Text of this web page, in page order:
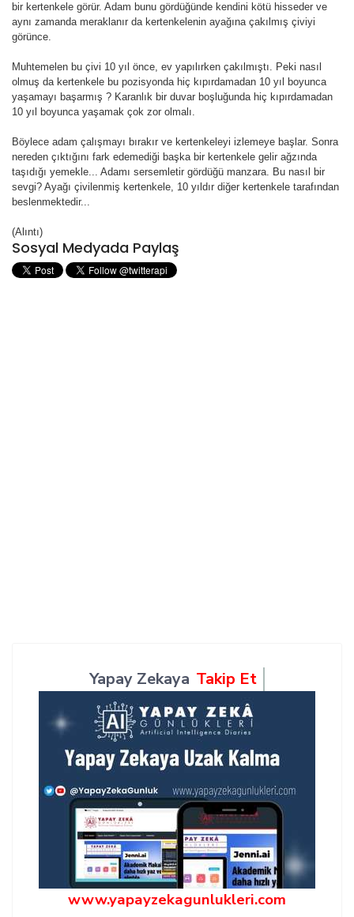
bir kertenkele görür. Adam bunu gördüğünde kendini kötü hisseder ve
aynı zamanda meraklanır da kertenkelenin ayağına çakılmış çiviyi
görünce.
Muhtemelen bu çivi 10 yıl önce, ev yapılırken çakılmıştı. Peki nasıl
olmuş da kertenkele bu pozisyonda hiç kıpırdamadan 10 yıl boyunca
yaşamayı başarmış ? Karanlık bir duvar boşluğunda hiç kıpırdamadan
10 yıl boyunca yaşamak çok zor olmalı.
Böylece adam çalışmayı bırakır ve kertenkeleyi izlemeye başlar. Sonra
nereden çıktığını fark edemediği başka bir kertenkele gelir ağzında
taşıdığı yemekle... Adamı sersemletir gördüğü manzara. Bu nasıl bir
sevgi? Ayağı çivilenmiş kertenkele, 10 yıldır diğer kertenkele tarafından
beslenmektedir...
(Alıntı)
Sosyal Medyada Paylaş
Yapay Zekaya Takip Et
www.yapayzekagunlukleri.com